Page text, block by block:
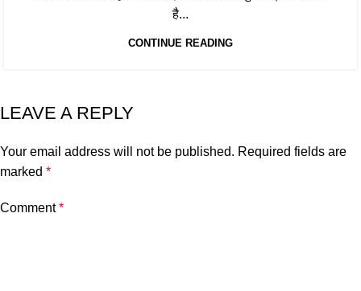
है...
CONTINUE READING
LEAVE A REPLY
Your email address will not be published. Required fields are
marked *
Comment*